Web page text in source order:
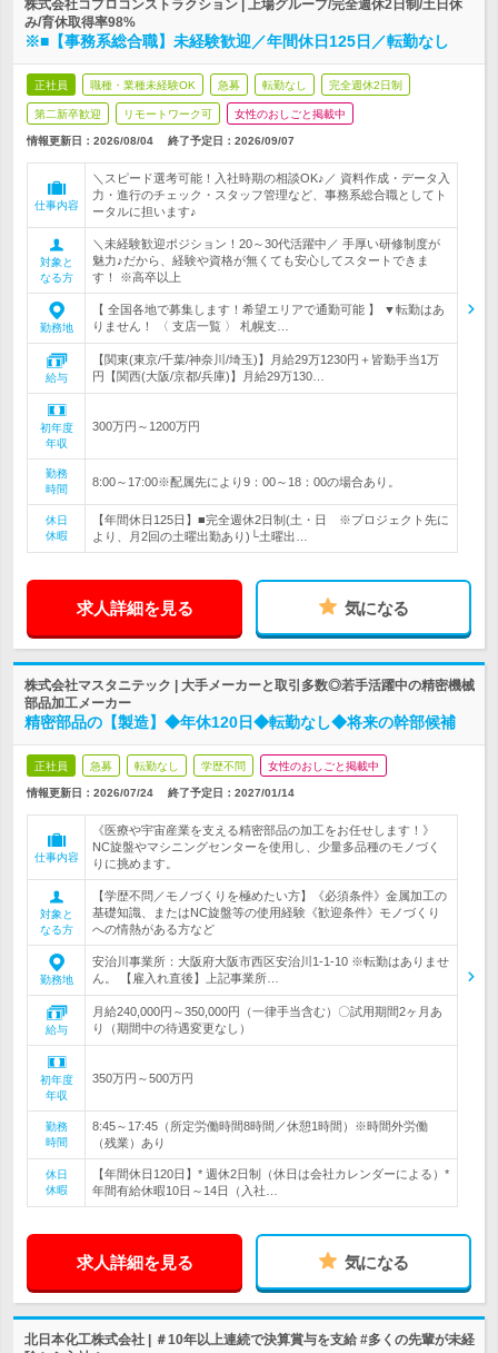
株式会社コプロコンストラクション | 上場グループ/完全週休2日制/土日休
み/育休取得率98%
※■【事務系総合職】未経験歓迎／年間休日125日／転勤なし
正社員 職種・業種未経験OK 急募 転勤なし 完全週休2日制
第二新卒歓迎 リモートワーク可 女性のおしごと掲載中
情報更新日：2026/08/04 終了予定日： 2026/09/07
仕事内容
＼スピード選考可能！入社時期の相談OK♪／ 資料作成・データ入
力・進行のチェック・スタッフ管理など、事務系総合職としてト
ータルに担います♪
対象と
なる方
＼未経験歓迎ポジション！20～30代活躍中／ 手厚い研修制度が
魅力♪だから、経験や資格が無くても安心してスタートできま
す！ ※高卒以上
勤務地
【 全国各地で募集します！希望エリアで通勤可能 】 ▼転勤はあ
りません！ 〈 支店一覧 〉 札幌支…
給与
【関東(東京/千葉/神奈川/埼玉)】月給29万1230円＋皆勤手当1万
円【関西(大阪/京都/兵庫)】月給29万130…
初年度
年収
300万円～1200万円
勤務
時間
8:00～17:00※配属先により9：00～18：00の場合あり。
休日
休暇
【年間休日125日】■完全週休2日制(土・日 ※プロジェクト先に
より、月2回の土曜出勤あり)└土曜出…
求人詳細を見る 気になる
株式会社マスタニテック | 大手メーカーと取引多数◎若手活躍中の精密機械
部品加工メーカー
精密部品の【製造】◆年休120日◆転勤なし◆将来の幹部候補
正社員 急募 転勤なし 学歴不問 女性のおしごと掲載中
情報更新日：2026/07/24 終了予定日： 2027/01/14
仕事内容
《医療や宇宙産業を支える精密部品の加工をお任せします！》
NC旋盤やマシニングセンターを使用し、少量多品種のモノづく
りに挑めます。
対象と
なる方
【学歴不問／モノづくりを極めたい方】《必須条件》金属加工の
基礎知識、またはNC旋盤等の使用経験《歓迎条件》モノづくり
への情熱がある方など
勤務地
安治川事業所：大阪府大阪市西区安治川1-1-10 ※転勤はありませ
ん。 【雇入れ直後】上記事業所…
給与
月給240,000円～350,000円（一律手当含む）〇試用期間2ヶ月あ
り（期間中の待遇変更なし）
初年度
年収
350万円～500万円
勤務
時間
8:45～17:45（所定労働時間8時間／休憩1時間）※時間外労働
（残業）あり
休日
休暇
【年間休日120日】* 週休2日制（休日は会社カレンダーによる）*
年間有給休暇10日～14日（入社…
求人詳細を見る 気になる
北日本化工株式会社 | ＃10年以上連続で決算賞与を支給 #多くの先輩が未経